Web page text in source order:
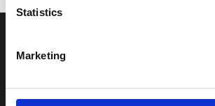
Statistics
Marketing
INFORMATIONER
Fragt og levering